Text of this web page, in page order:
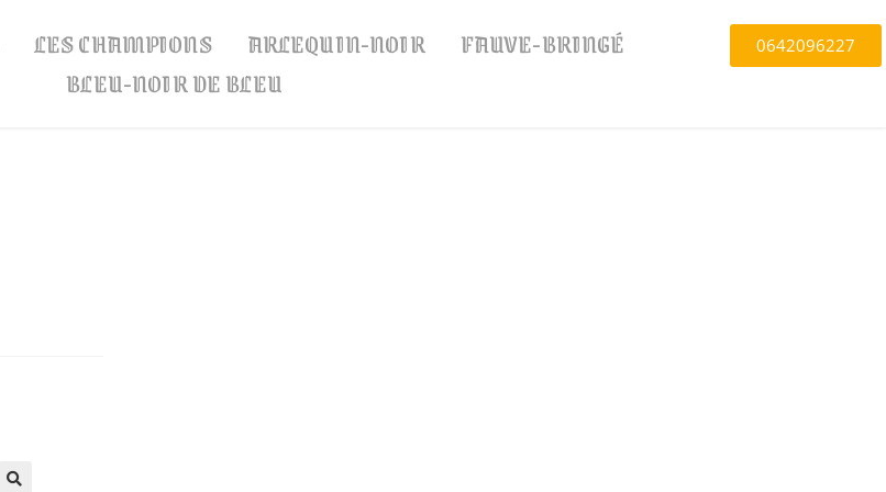
LES CHAMPIONS ARLEQUIN-NOIR
FAUVE-BRINGÉ
BLEU-NOIR DE BLEU
0642096227